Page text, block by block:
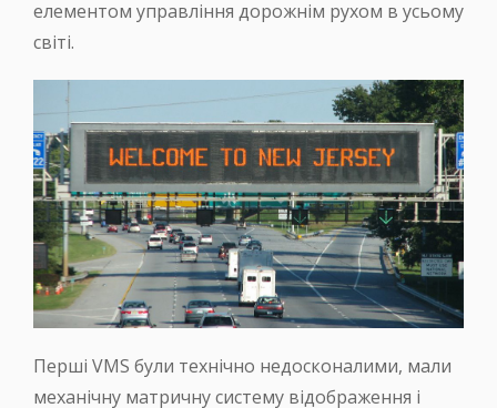
елементом управління дорожнім рухом в усьому
світі.
Перші VMS були технічно недосконалими, мали
механічну матричну систему відображення і